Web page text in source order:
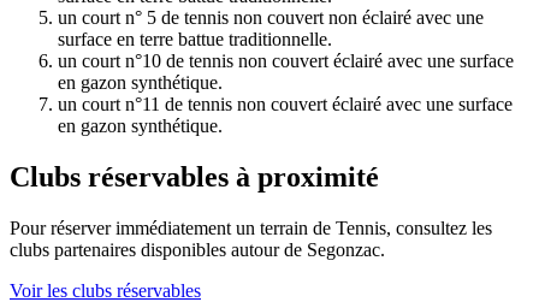
un court n° 5 de tennis non couvert non éclairé avec une
surface en terre battue traditionnelle.
un court n°10 de tennis non couvert éclairé avec une surface
en gazon synthétique.
un court n°11 de tennis non couvert éclairé avec une surface
en gazon synthétique.
Clubs réservables à proximité
Pour réserver immédiatement un terrain de Tennis, consultez les
clubs partenaires disponibles autour de Segonzac.
Voir les clubs réservables